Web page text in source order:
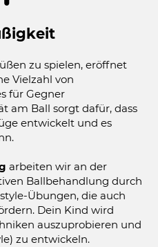
zu spielen, eröffnet
Vielzahl von
für Gegner
am Ball sorgt dafür, dass
entwickelt und es
arbeiten wir an der
Ballbehandlung durch
Übungen, die auch
Dein Kind wird
auszuprobieren und
zu entwickeln.